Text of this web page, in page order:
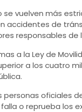
se vuelven más
accidentes de
responsables de
a la Ley de
a los cuatro
personas oficiales
o reprueba los